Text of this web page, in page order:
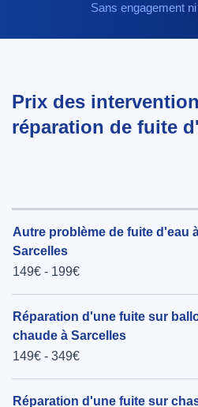
Sans engagement
Prix des
réparation de fuite
Autre problème de fuite d'eau
Sarcelles
149€ - 199€
Réparation d'une fuite sur
chaude à Sarcelles
149€ - 349€
Réparation d'une fuite sur